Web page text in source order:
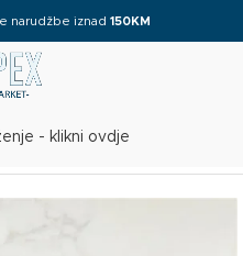
narudžbe iznad 150KM
- klikni ovdje